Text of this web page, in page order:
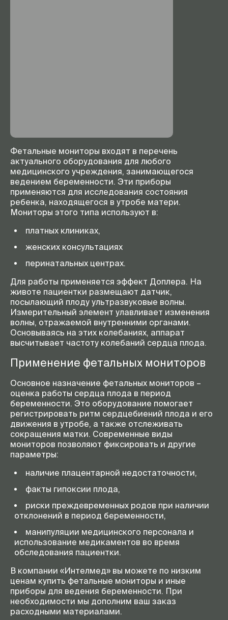
Фетальные мониторы входят в перечень
актуального оборудования для любого
медицинского учреждения, занимающегося
ведением беременности. Эти приборы
применяются для исследования состояния
ребенка, находящегося в утробе матери.
Мониторы этого типа используют в:
платных клиниках,
женских консультациях
перинатальных центрах.
Для работы применяется эффект Доплера. На
животе пациентки размещают датчик,
посылающий плоду ультразвуковые волны.
Измерительный элемент улавливает изменения
волны, отражаемой внутренними органами.
Основываясь на этих колебаниях, аппарат
высчитывает частоту колебаний сердца плода.
Применение фетальных мониторов
Основное назначение фетальных мониторов –
оценка работы сердца плода в период
беременности. Это оборудование помогает
регистрировать ритм сердцебиений плода и его
движения в утробе, а также отслеживать
сокращения матки. Современные виды
мониторов позволяют фиксировать и другие
параметры:
наличие плацентарной недостаточности,
факты гипоксии плода,
риски преждевременных родов при наличии
отклонений в период беременности,
манипуляции медицинского персонала и
использование медикаментов во время
обследования пациентки.
В компании «Интелмед» вы можете по низким
ценам купить фетальные мониторы и иные
приборы для ведения беременности. При
необходимости мы дополним ваш заказ
расходными материалами.